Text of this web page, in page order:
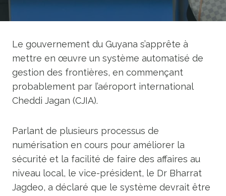
Le gouvernement du Guyana s’apprête à
mettre en œuvre un système automatisé de
gestion des frontières, en commençant
probablement par l’aéroport international
Cheddi Jagan (CJIA).
Parlant de plusieurs processus de
numérisation en cours pour améliorer la
sécurité et la facilité de faire des affaires au
niveau local, le vice-président, le Dr Bharrat
Jagdeo, a déclaré que le système devrait être